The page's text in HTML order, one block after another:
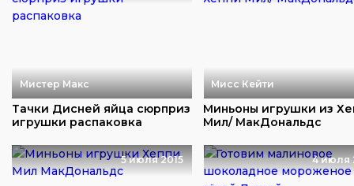
Мистер Макс
Тачки Дисней яйца сюрприз
игрушки распаковка
Мисс Кейти
Миньоны игрушки из
Мил/ МакДональдс
5 июля 2015 4 июля